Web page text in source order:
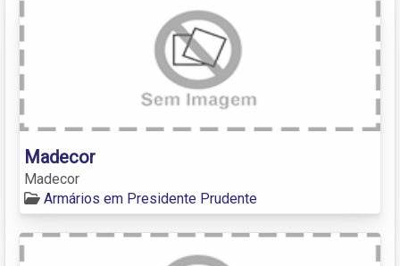
Madecor
Madecor
Armários em Presidente Prudente